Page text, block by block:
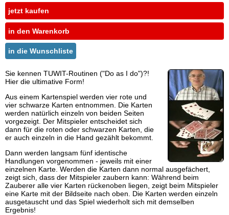
jetzt kaufen
in den Warenkorb
in die Wunschliste
Sie kennen TUWIT-Routinen ("Do as I do")?!
Hier die ultimative Form!
Aus einem Kartenspiel werden vier rote und
vier schwarze Karten entnommen. Die Karten
werden natürlich einzeln von beiden Seiten
vorgezeigt. Der Mitspieler entscheidet sich
dann für die roten oder schwarzen Karten, die
er auch einzeln in die Hand gezählt bekommt.
Dann werden langsam fünf identische
Handlungen vorgenommen - jeweils mit einer
einzelnen Karte. Werden die Karten dann normal ausgefächert,
zeigt sich, dass der Mitspieler zaubern kann: Während beim
Zauberer alle vier Karten rückenoben liegen, zeigt beim Mitspieler
eine Karte mit der Bildseite nach oben. Die Karten werden einzeln
ausgetauscht und das Spiel wiederholt sich mit demselben
Ergebnis!